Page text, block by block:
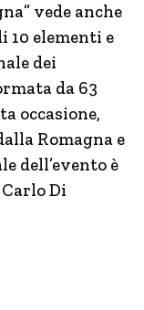
vede anche
10 elementi e
dei
da 63
occasione,
Romagna e
dell’evento è
Di